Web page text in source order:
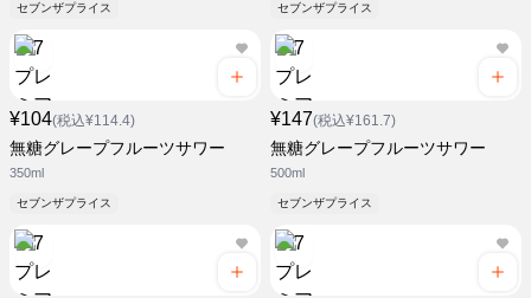
セブンザプライス セブンザプライス
¥104(税込¥114.4)
無糖グレープフルーツサワー
350ml
セブンザプライス
¥147(税込¥161.7)
無糖グレープフルーツサワー
500ml
セブンザプライス